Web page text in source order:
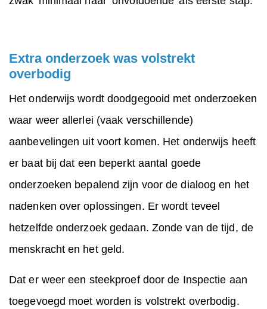
Extra onderzoek was volstrekt
overbodig
Het onderwijs wordt doodgegooid met onderzoeken
waar weer allerlei (vaak verschillende)
aanbevelingen uit voort komen. Het onderwijs heeft
er baat bij dat een beperkt aantal goede
onderzoeken bepalend zijn voor de dialoog en het
nadenken over oplossingen. Er wordt teveel
hetzelfde onderzoek gedaan. Zonde van de tijd, de
menskracht en het geld.
Dat er weer een steekproef door de Inspectie aan
toegevoegd moet worden is volstrekt overbodig.